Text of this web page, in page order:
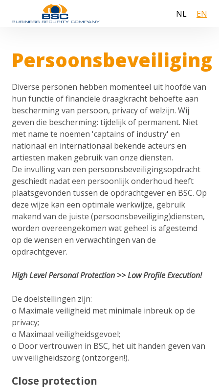
NL EN
Persoonsbeveiliging
Diverse personen hebben momenteel uit hoofde van
hun functie of financiële draagkracht behoefte aan
bescherming van persoon, privacy of welzijn. Wij
geven die bescherming: tijdelijk of permanent. Niet
met name te noemen 'captains of industry' en
nationaal en internationaal bekende acteurs en
artiesten maken gebruik van onze diensten.
De invulling van een persoonsbeveiligingsopdracht
geschiedt nadat een persoonlijk onderhoud heeft
plaatsgevonden tussen de opdrachtgever en BSC. Op
deze wijze kan een optimale werkwijze, gebruik
makend van de juiste (persoonsbeveiliging)diensten,
worden overeengekomen wat geheel is afgestemd
op de wensen en verwachtingen van de
opdrachtgever.
High Level Personal Protection >> Low Profile Execution!
De doelstellingen zijn:
o Maximale veiligheid met minimale inbreuk op de
privacy;
o Maximaal veiligheidsgevoel;
o Door vertrouwen in BSC, het uit handen geven van
uw veiligheidszorg (ontzorgen!).
Close protection